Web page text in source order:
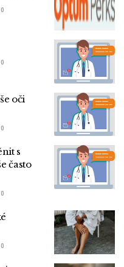
0
0
oči
0
s
často
0
0